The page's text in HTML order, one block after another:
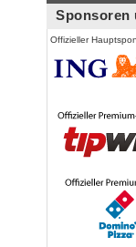
Sponsoren
Offizieller